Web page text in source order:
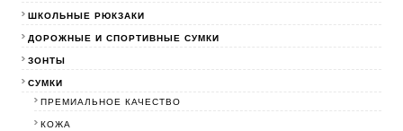
ШКОЛЬНЫЕ РЮКЗАКИ
ДОРОЖНЫЕ И СПОРТИВНЫЕ СУМКИ
ЗОНТЫ
СУМКИ
ПРЕМИАЛЬНОЕ КАЧЕСТВО
КОЖА